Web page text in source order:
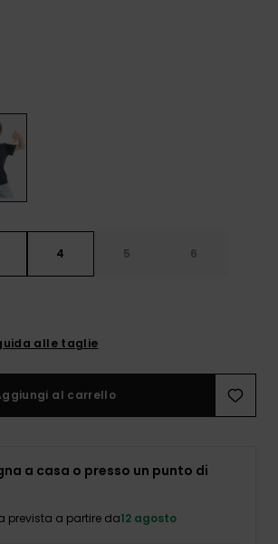
4 5 6
alle taglie
al carrello
a casa o presso un punto di
prevista a partire da12 agosto